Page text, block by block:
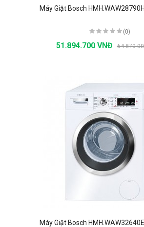
Máy Giặt Bosch
(0)
51.894.700 VNĐ
Máy Giặt Bosch